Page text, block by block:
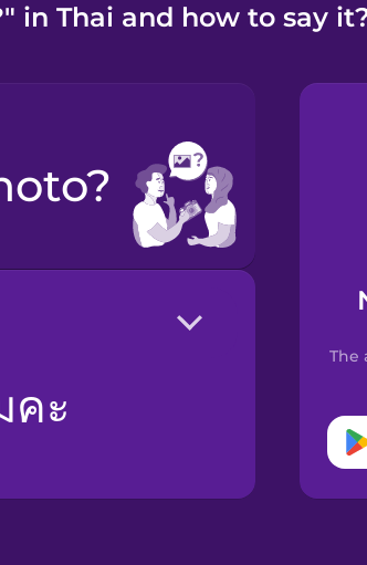
in Thai and how to say
คะ
The